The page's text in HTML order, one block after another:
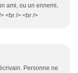
ami, ou un ennemi,
<br /> <br />
Personne ne